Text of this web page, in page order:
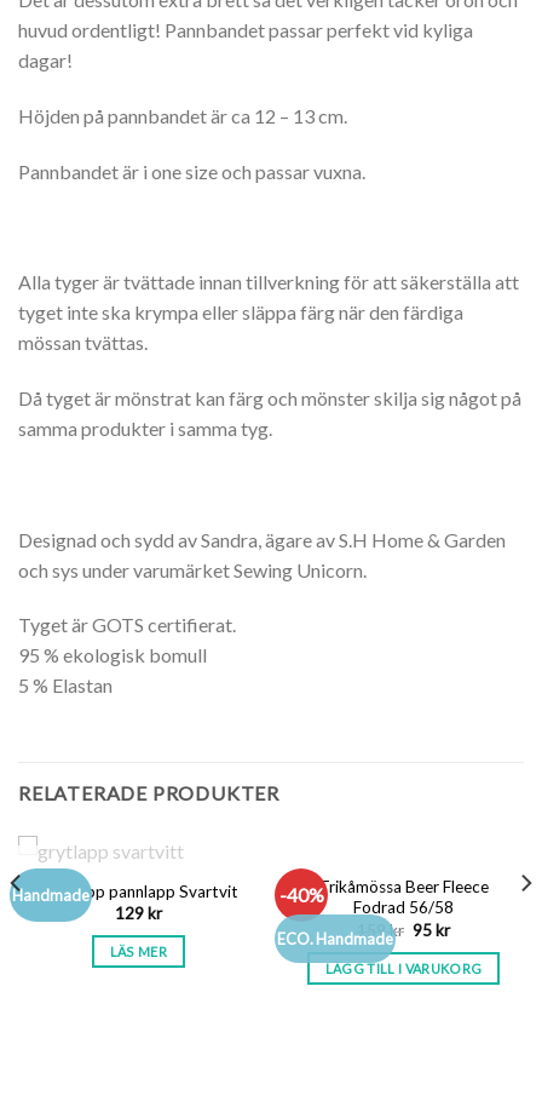
huvud ordentligt! Pannbandet passar perfekt vid kyliga
dagar!
Höjden på pannbandet är ca 12 – 13 cm.
Pannbandet är i one size och passar vuxna.
Alla tyger är tvättade innan tillverkning för att säkerställa att
tyget inte ska krympa eller släppa färg när den färdiga
mössan tvättas.
Då tyget är mönstrat kan färg och mönster skilja sig något på
samma produkter i samma tyg.
Designad och sydd av Sandra, ägare av S.H Home & Garden
och sys under varumärket Sewing Unicorn.
Tyget är GOTS certifierat.
95 % ekologisk bomull
5 % Elastan
RELATERADE PRODUKTER
HandmadeSLUT I LAGER
Grytlapp pannlapp Svartvit
129kr
LÄS MER
-40%
ECO. Handmade
Trikåmössa Beer Fleece
Fodrad 56/58
159 kr Det
priset
var:
95krDet
priset
är:
LÄGG TILL I VARUKORG